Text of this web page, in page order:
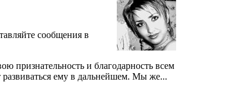
сообщения в
признательность и благодарность всем
ему в дальнейшем. Мы же...